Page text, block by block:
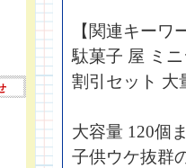
【関連キーワ
駄菓子 屋 ミ
割引セット 大
大容量 120個
子供ウケ抜群